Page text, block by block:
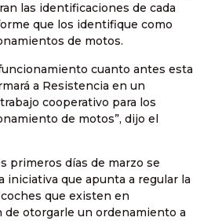
las identificaciones de cada
que los identifique como
de motos.
cuanto antes esta
a Resistencia en un
cooperativo para los
de motos”, dijo el
primeros días de marzo se
iniciativa que apunta a regular la
que existen en
de otorgarle un ordenamiento a